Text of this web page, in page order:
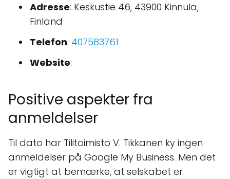
Adresse: Keskustie 46, 43900 Kinnula,
Finland
Telefon: 407583761
Website:
Positive aspekter fra
anmeldelser
Til dato har Tilitoimisto V. Tikkanen ky ingen
anmeldelser på Google My Business. Men det
er vigtigt at bemærke, at selskabet er